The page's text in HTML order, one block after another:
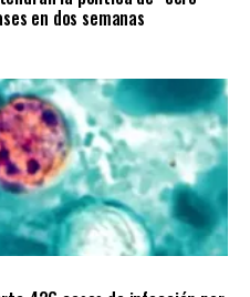
en dos semanas